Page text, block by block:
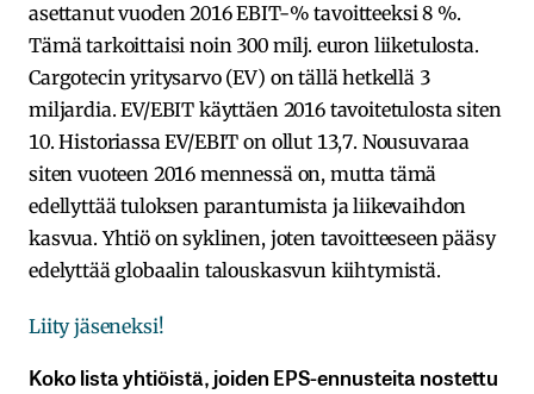
asettanut vuoden 2016 EBIT-% tavoitteeksi 8 %.
Tämä tarkoittaisi noin 300 milj. euron liiketulosta.
Cargotecin yritysarvo (EV) on tällä hetkellä 3
miljardia. EV/EBIT käyttäen 2016 tavoitetulosta siten
10. Historiassa EV/EBIT on ollut 13,7. Nousuvaraa
siten vuoteen 2016 mennessä on, mutta tämä
edellyttää tuloksen parantumista ja liikevaihdon
kasvua. Yhtiö on syklinen, joten tavoitteeseen pääsy
edelyttää globaalin talouskasvun kiihtymistä.
Liity jäseneksi!
Koko lista yhtiöistä, joiden EPS-ennusteita nostettu